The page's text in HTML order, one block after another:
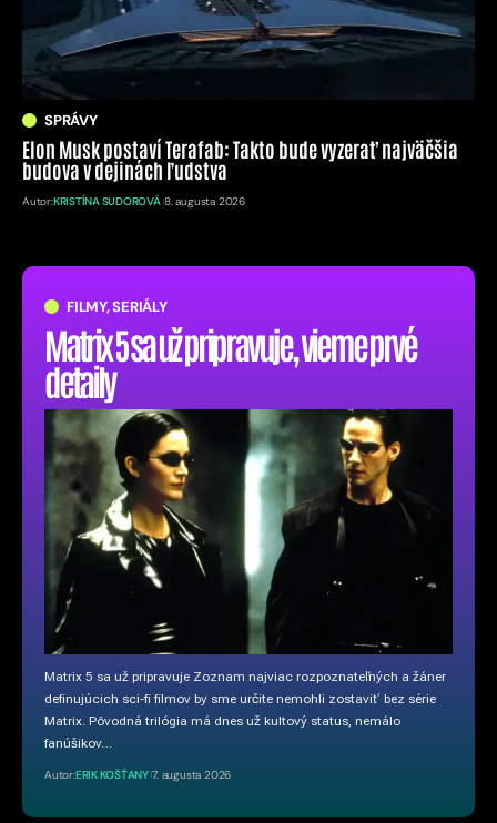
FILMY, SERIÁLY
Matrix 5 sa už pripravuje, vieme prvé
detaily
Matrix 5 sa už pripravuje Zoznam najviac rozpoznateľných a žáner
definujúcich sci-fi filmov by sme určite nemohli zostaviť bez série
Matrix. Pôvodná trilógia má dnes už kultový status, nemálo
fanúšikov…
Autor:ERIK KOŠŤANY 7. augusta 2026
SPRÁVY
Elon Musk postaví Terafab: Takto bude vyzerať najväčšia
budova v dejinách ľudstva
Autor:KRISTÍNA SUDOROVÁ 8. augusta 2026